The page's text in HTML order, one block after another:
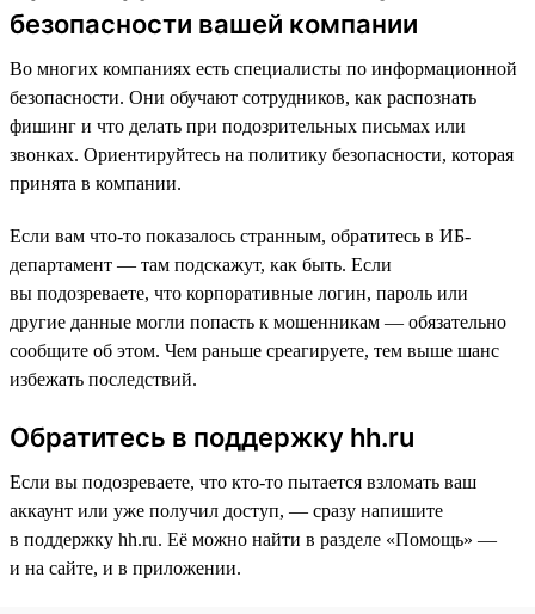
безопасности вашей компании
Во многих компаниях есть специалисты по информационной
безопасности. Они обучают сотрудников, как распознать
фишинг и что делать при подозрительных письмах или
звонках. Ориентируйтесь на политику безопасности, которая
принята в компании.
Если вам что-то показалось странным, обратитесь в ИБ-
департамент — там подскажут, как быть. Если
вы подозреваете, что корпоративные логин, пароль или
другие данные могли попасть к мошенникам — обязательно
сообщите об этом. Чем раньше среагируете, тем выше шанс
избежать последствий.
Обратитесь в поддержку hh.ru
Если вы подозреваете, что кто-то пытается взломать ваш
аккаунт или уже получил доступ, — сразу напишите
в поддержку hh.ru. Её можно найти в разделе «Помощь» —
и на сайте, и в приложении.